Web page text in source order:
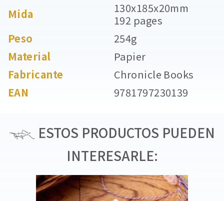
Mida
130x185x20mm
192 pages
Peso
254g
Material
Papier
Fabricante
Chronicle Books
EAN
9781797230139
ESTOS PRODUCTOS PUEDEN
INTERESARLE: